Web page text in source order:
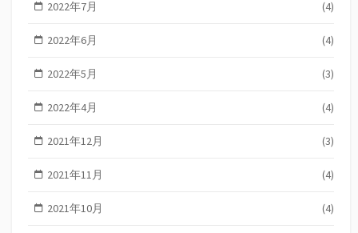
2022年7月 (4)
2022年6月 (4)
2022年5月 (3)
2022年4月 (4)
2021年12月 (3)
2021年11月 (4)
2021年10月 (4)